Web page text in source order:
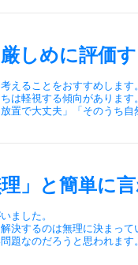
しめに評価
えることをおすすめします。
は軽視する傾向があります。
置で大丈夫」「そのうち
」と簡単に言
ました。
決するのは無理に決まって
題なのだろうと思われます。